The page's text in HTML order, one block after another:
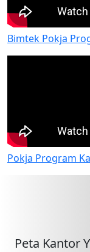
Bimtek Pokja
Pokja Program
Peta Kantor